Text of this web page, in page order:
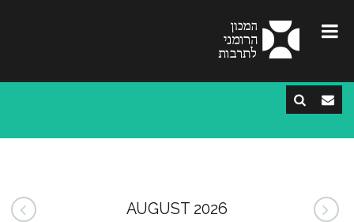
AUGUST 2026